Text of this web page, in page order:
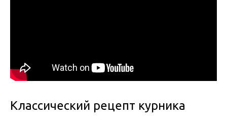
Классический рецепт курника